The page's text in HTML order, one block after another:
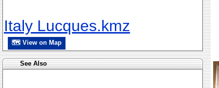
Italy Lucques.kmz
🗺 View on Map
See Also